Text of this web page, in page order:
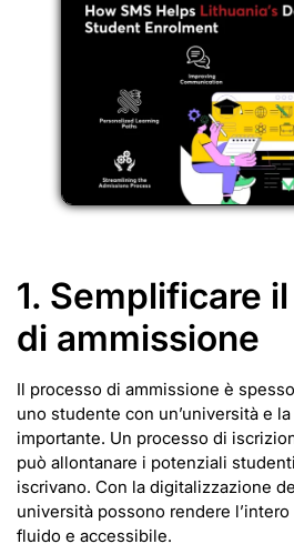
1. Semplificare
di ammissione
Il processo di ammissione è
uno studente con un’università e
importante. Un processo di
può allontanare i potenziali
iscrivano. Con la digitalizzazione
università possono rendere
fluido e accessibile.